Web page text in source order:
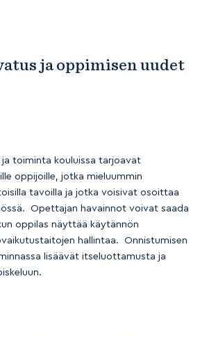
ja oppimisen uudet
ja toiminta kouluissa tarjoavat
oppijoille, jotka mieluummin
tavoilla ja jotka voisivat osoittaa
Opettajan havainnot voivat saada
oppilas näyttää käytännön
hallintaa. Onnistumisen
lisäävät itseluottamusta ja